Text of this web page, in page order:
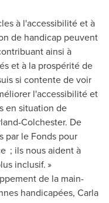
à l'accessibilité et à
de handicap peuvent
ainsi à
et à la prospérité de
si contente de voir
l'accessibilité et
en situation de
-Colchester. De
par le Fonds pour
; ils nous aident à
inclusif. »
de la main-
handicapées, Carla